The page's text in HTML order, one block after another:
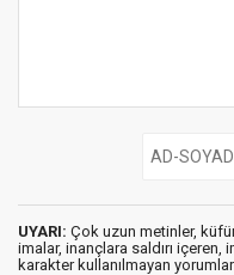
UYARI: Çok uzun metinler,
imalar, inançlara saldırı içeren,
karakter kullanılmayan